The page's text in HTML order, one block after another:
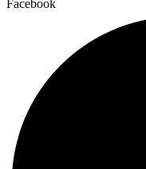
Facebook